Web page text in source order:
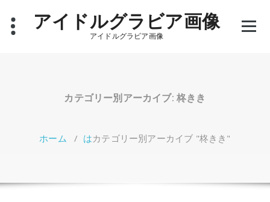
アイドルグラビア画像
アイドルグラビア画像
カテゴリー別アーカイブ: 柊きき
ホーム / はカテゴリー別アーカイブ "柊きき"